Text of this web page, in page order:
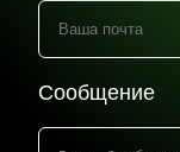
Сообщение